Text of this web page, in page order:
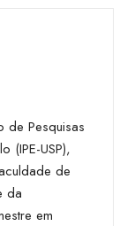
de Pesquisas
(IPE-USP),
de
da
em